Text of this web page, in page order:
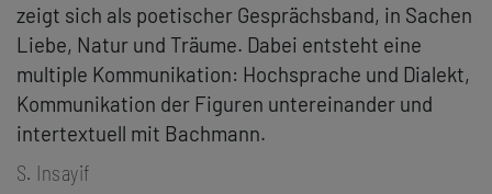
zeigt sich als poetischer Gesprächsband, in Sachen
Liebe, Natur und Träume. Dabei entsteht eine
multiple Kommunikation: Hochsprache und Dialekt,
Kommunikation der Figuren untereinander und
intertextuell mit Bachmann.
S. Insayif